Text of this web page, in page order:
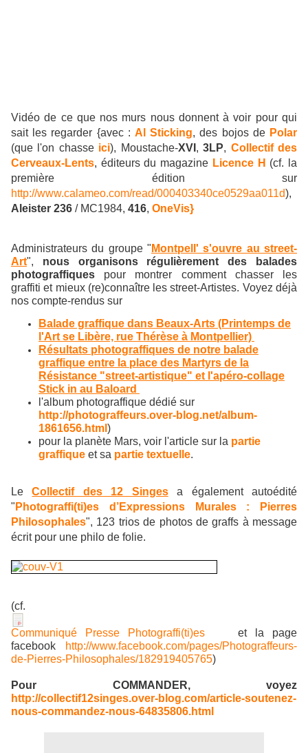
Vidéo de ce que nos murs nous donnent à voir pour qui
sait les regarder {avec : Al Sticking, des bojos de Polar
(que l'on chasse ici), Moustache-XVI ,3LP, Collectif des
Cerveaux-Lents, éditeurs du magazine Licence H (cf. la
première édition sur
http://www.calameo.com/read/000403340ce0529aa011d),
Aleister 236 / MC1984, 416, OneVis}
Administrateurs du groupe " Montpell' s'ouvre au street-
Art", nous organisons régulièrement des balades
photograffiques pour montrer comment chasser les
graffiti et mieux (re)connaître les street-Artistes. Voyez déjà
nos compte-rendus sur
Balade graffique dans Beaux-Arts (Printemps de
l'Art se Libère, rue Thérèse à Montpellier)
Résultats photograffiques de notre balade
graffique entre la place des Martyrs de la
Résistance "street-artistique" et l'apéro-collage
Stick in au Baloard
l'album photograffique dédié sur
http://photograffeurs.over-blog.net/album-
1861656.html )
pour la planète Mars, voir l'article sur la partie
graffique et sa partie textuelle.
LeCollectif des 12 Singesa également autoédité
" Photograffi(ti)es d’Expressions Murales : Pierres
Philosophales", 123 trios de photos de graffs à message
écrit pour une philo de folie.
(cf.
Communiqué Presse Photograffi(ti)es
et la page
facebook
http://www.facebook.com/pages/Photograffeurs-
de-Pierres-Philosophales/182919405765)
Pour COMMANDER, voyez
http://collectif12singes.over-blog.com/article-soutenez-
nous-commandez-nous-64835806.html